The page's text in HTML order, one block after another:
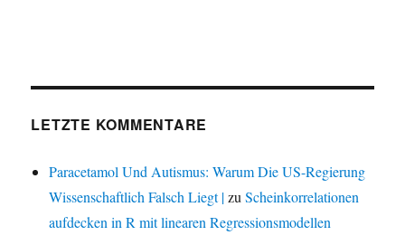
LETZTE KOMMENTARE
Paracetamol Und Autismus: Warum Die US-Regierung
Wissenschaftlich Falsch Liegt |zuScheinkorrelationen
aufdecken in R mit linearen Regressionsmodellen